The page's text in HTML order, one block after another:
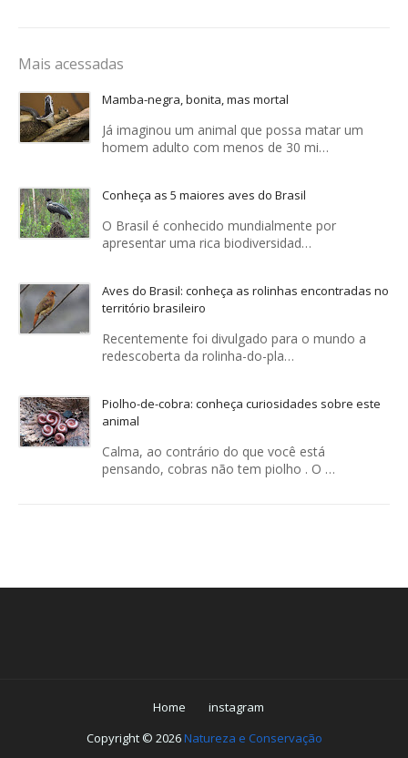
Mais acessadas
Mamba-negra, bonita, mas mortal
Já imaginou um animal que possa matar um
homem adulto com menos de 30 mi…
Conheça as 5 maiores aves do Brasil
O Brasil é conhecido mundialmente por
apresentar uma rica biodiversidad…
Aves do Brasil: conheça as rolinhas encontradas no
território brasileiro
Recentemente foi divulgado para o mundo a
redescoberta da rolinha-do-pla…
Piolho-de-cobra: conheça curiosidades sobre este
animal
Calma, ao contrário do que você está
pensando, cobras não tem piolho . O …
Home
instagram
Copyright © 2026Natureza e Conservação